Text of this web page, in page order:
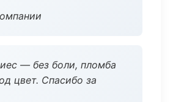
— без боли, пломба
цвет. Спасибо за